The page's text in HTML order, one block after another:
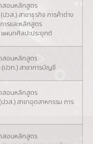
สอนหลักสูตร
วส.) สาขาธุรกิจ การค้าต่าง
การและหลักสูตร
แผนกศิลปะประยุกต์
สอนหลักสูตร
ปวท.) สาขาการบัญชี
สอนหลักสูตร
วส.) สาขาอุตสาหกรรม การ
สอนหลักสูตร